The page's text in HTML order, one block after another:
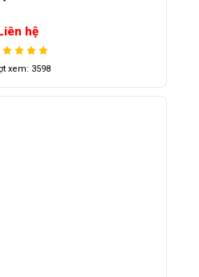
hệ
xem: 3598